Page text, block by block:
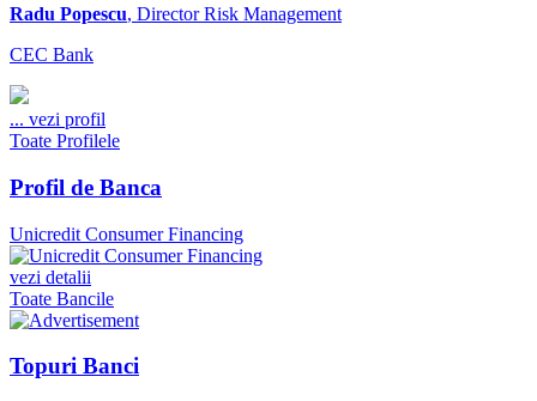
Radu Popescu, Director Risk Management
CEC Bank
... vezi profil
Toate Profilele
Profil de Banca
Unicredit Consumer Financing
vezi detalii
Toate Bancile
Topuri Banci